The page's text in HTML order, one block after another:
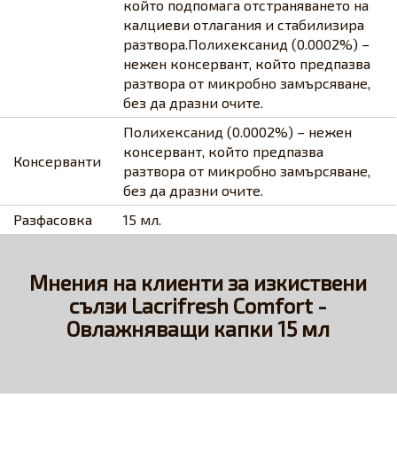
който подпомага отстраняването на
калциеви отлагания и стабилизира
разтвора.​ ​Полихексанид (0.0002%) –
нежен консервант, който предпазва
разтвора от микробно замърсяване,
без да дразни очите.​
Консерванти
​Полихексанид (0.0002%) – нежен
консервант, който предпазва
разтвора от микробно замърсяване,
без да дразни очите.​
Разфасовка
15 мл.
Мнения на клиенти за изкиствени
сълзи Lacrifresh Comfort -
Овлажняващи капки 15 мл